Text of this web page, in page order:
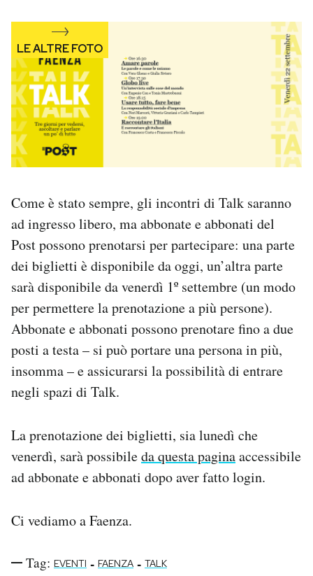
Come è stato sempre, gli incontri di Talk saranno
ad ingresso libero, ma abbonate e abbonati del
Post possono prenotarsi per partecipare: una parte
dei biglietti è disponibile da oggi, un’altra parte
sarà disponibile da venerdì 1º settembre (un modo
per permettere la prenotazione a più persone).
Abbonate e abbonati possono prenotare fino a due
posti a testa – si può portare una persona in più,
insomma – e assicurarsi la possibilità di entrare
negli spazi di Talk.
La prenotazione dei biglietti, sia lunedì che
venerdì, sarà possibileda questa paginaaccessibile
ad abbonate e abbonati dopo aver fatto login.
Ci vediamo a Faenza.
Tag: EVENTI - FAENZA - TALK